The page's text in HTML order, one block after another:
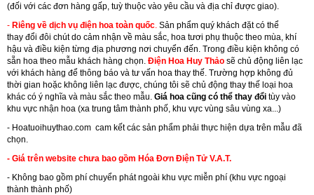
(đối với các đơn hàng gấp, tuỳ thuộc vào yêu cầu và địa chỉ được giao).
- Riêng về dịch vụ điện hoa toàn quốc. Sản phẩm quý khách đặt có thể
thay đổi đôi chút do cảm nhận về màu sắc, hoa tươi phụ thuộc theo mùa, khí
hậu và điều kiện từng địa phương nơi chuyển đến. Trong điều kiện không có
sẵn hoa theo mẫu khách hàng chọn. Điện Hoa Huy Thảo sẽ chủ động liên lạc
với khách hàng để thông báo và tư vấn hoa thay thế. Trường hợp không đủ
thời gian hoặc không liên lạc được, chúng tôi sẽ chủ động thay thế loại hoa
khác có ý nghĩa và màu sắc theo mẫu. Giá hoa cũng có thể thay đổi tùy vào
khu vực nhận hoa (xa trung tâm thành phố, khu vực vùng sâu vùng xa...)
- Hoatuoihuythao.com cam kết các sản phẩm phải thực hiện dựa trên mẫu đã
chọn.
- Giá trên website chưa bao gồm Hóa Đơn Điện Tử V.A.T.
- Không bao gồm phí chuyển phát ngoài khu vực miễn phí (khu vực ngoại
thành thành phố)